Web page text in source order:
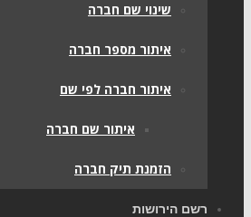
שינוי שם חברה
איתור מספר חברה
איתור חברה לפי שם
איתור שם חברה
הזמנת תיק חברה
רשם הירושות